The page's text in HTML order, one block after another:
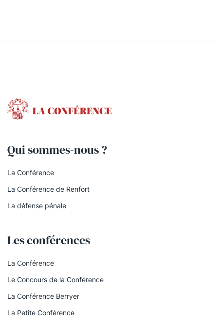
Qui sommes-nous ?
La Conférence
La Conférence de Renfort
La défense pénale
Les conférences
La Conférence
Le Concours de la Conférence
La Conférence Berryer
La Petite Conférence